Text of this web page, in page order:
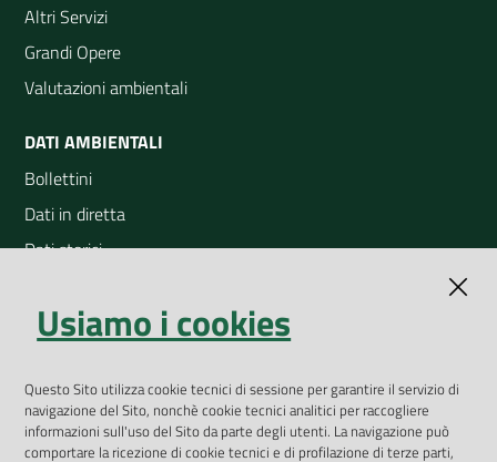
Altri Servizi
Grandi Opere
Valutazioni ambientali
DATI AMBIENTALI
Bollettini
Dati in diretta
Dati storici
Open Data
App Arpav
Rapporti regionali annuali
Usiamo i cookies
Questo Sito utilizza cookie tecnici di sessione per garantire il servizio di
navigazione del Sito, nonchè cookie tecnici analitici per raccogliere
informazioni sull'uso del Sito da parte degli utenti. La navigazione può
comportare la ricezione di cookie tecnici e di profilazione di terze parti,